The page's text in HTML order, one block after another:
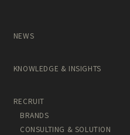
NEWS
KNOWLEDGE & INSIGHTS
RECRUIT
BRANDS
CONSULTING & SOLUTION